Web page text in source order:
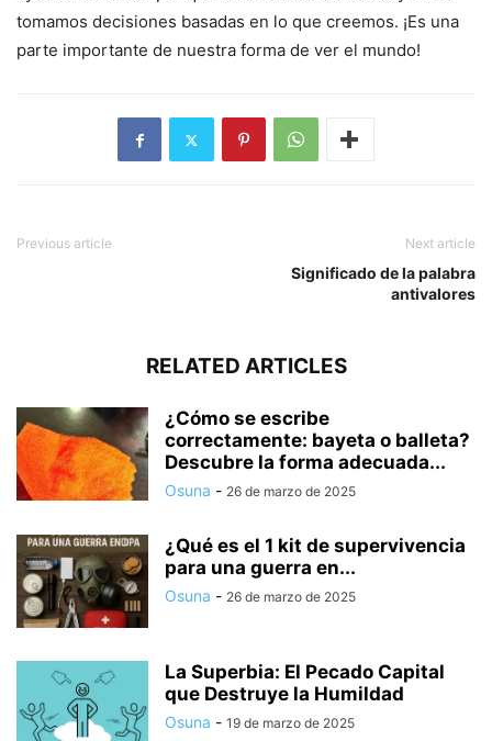
tomamos decisiones basadas en lo que creemos. ¡Es una
parte importante de nuestra forma de ver el mundo!
Previous article Next article
Significado de la palabra
antivalores
RELATED ARTICLES
¿Cómo se escribe
correctamente: bayeta o balleta?
Descubre la forma adecuada...
Osuna - 26 de marzo de 2025
¿Qué es el 1 kit de supervivencia
para una guerra en...
Osuna - 26 de marzo de 2025
La Superbia: El Pecado Capital
que Destruye la Humildad
Osuna - 19 de marzo de 2025